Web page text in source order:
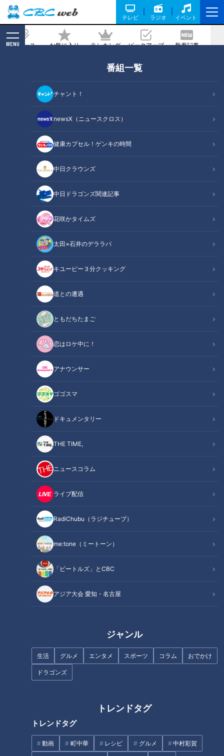
テレビ ラジオ イベント
ニュース お気に入り ランキング ピックアップ 新着記事
MENU
番組一覧
チャント！
newsX（ニュースクロス）
健康カプセル！ゲンキの時間
中日クラウンズ
中日ドラゴンズ関連記事
花咲かタイムズ
太田×石井のデララバ
キユーピー３分クッキング
道との遭遇
ともだちたまご
恋はロケ中に！
アナウンサー
ゴゴスマ
ドキュメンタリー
THE TIME,
ニュースコラム
ライブ配信
RadiChubu（ラジチューブ）
me:tone（ミートーン）
「ビートルズ」とCBC
アジア大会 愛知・名古屋
ジャンル
生活 グルメ エンタメ スポーツ コラム おでかけ
ドラゴンズ
トレンドタグ
トレンドタグ
動画 町中華 レシピ グルメ 中村彩賀
クリですね」ネルソンズ・和田まんじゅ
う…名古 屋の番組でどさくさ紛れに明か
す「まんじゅう～！」
2022/02/07 13:11
ちょい足し
ちょい足し
5日午後、CBCテレビ『ちょい足し』に、お笑いトリオ・ネ
ルソンズの和田まんじゅうさんが出演。ロケ先で出会った男性
から決め台詞「まんじゅう～！」の成り立ちについて問われ、
「サンキュー！のパクリです」とあっさり先輩・パンサー尾形
さんのマネをしたと明かす一幕がありました。
CBCテレビ『ちょい足し』
番組で和田さんは、愛知県豊田市稲武地区にあるバス停「ど
んぐりの湯前」発の路線バスに乗り、県境を越えて長野県根羽
（ねば）村へ。終点「根羽」まで行き、そこからさらに先の奥
地を旅のエリアとして『ちょい足し』することで、テレビなど
で紹介されていない魅力的なスポットが見つかるかどうかを検
道中の看板で見つけた「ネバ―ランド」が気になり、向かっ
てみることにした和田さん。途中、“武田信玄終焉の地”とされ
る信玄塚に立ち寄ると、「武田信玄…、日本地図書いた人って
そんな名前でしたよね？」とスタッフに確認。どうやらボケで
の弱さを露呈していました。